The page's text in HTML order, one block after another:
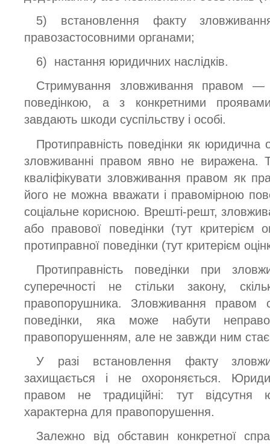
5) встановлення факту
правозастосовними органами;
6) настання юридичних наслідків.
Стримування зловживання правом
поведінкою, а з конкретними
завдають шкоди суспільству і особі.
Протиправність поведінки як
зловживанні правом явно не виражена.
кваліфікувати зловживання правом як
його не можна вважати і правомірною
соціальне корисною. Врешті-решт,
або правової поведінки (тут критерієм
протиправної поведінки (тут критерієм
Протиправність поведінки при
суперечності не стільки закону,
правопорушника. Зловживання правом
поведінки, яка може набути
правопорушенням, але не завжди ним
У разі встановлення факту
захищається і не охороняється.
правом не традиційні: тут відсутня
характерна для правопорушення.
Залежно від обставин конкретної